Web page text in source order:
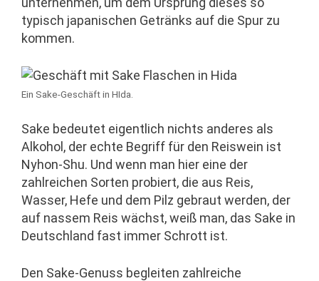
typisch japanischen Getränks auf die Spur zu
kommen.
Ein Sake-Geschäft in HIda.
Sake bedeutet eigentlich nichts anderes als
Alkohol, der echte Begriff für den Reiswein ist
Nyhon-Shu. Und wenn man hier eine der
zahlreichen Sorten probiert, die aus Reis,
Wasser, Hefe und dem Pilz gebraut werden, der
auf nassem Reis wächst, weiß man, das Sake in
Deutschland fast immer Schrott ist.
Den Sake-Genuss begleiten zahlreiche